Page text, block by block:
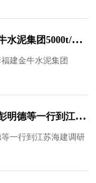
江
苏海建股份有限公司配套福建金牛水泥集团5000t/d水泥生产线的￠4.0×（8.5+3）m风扫煤磨装车发货
建金牛水泥集团
中
国建材机械工业协会驻会副会长彭明德等一行到江苏海建调研
一行到江苏海建调研